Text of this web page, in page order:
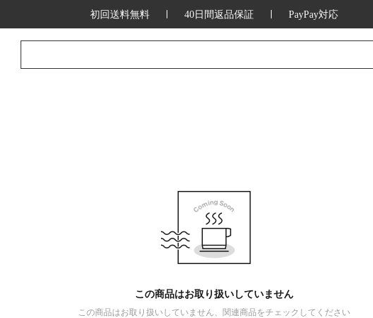
初回送料無料 40日間返品保証 PayPay対応
この商品はお取り扱いしていません
この商品はお取り扱いしていません、関連商品をチェックしてください